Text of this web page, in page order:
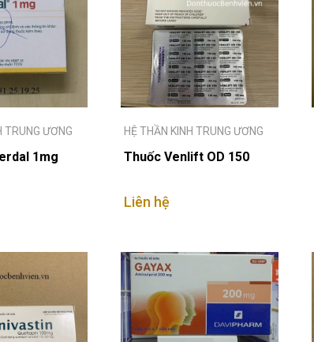
TRUNG ƯƠNG
1mg
HỆ THẦN KINH TRUNG ƯƠNG
Thuốc Venlift OD 150
Liên hệ